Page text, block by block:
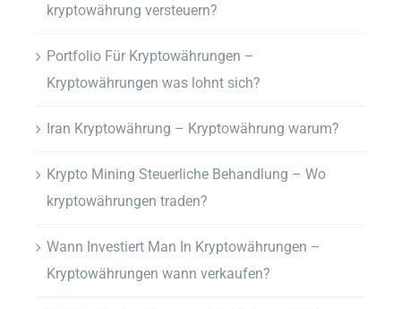
kryptowährung versteuern?
Portfolio Für Kryptowährungen –
Kryptowährungen was lohnt sich?
Iran Kryptowährung – Kryptowährung warum?
Krypto Mining Steuerliche Behandlung – Wo
kryptowährungen traden?
Wann Investiert Man In Kryptowährungen –
Kryptowährungen wann verkaufen?